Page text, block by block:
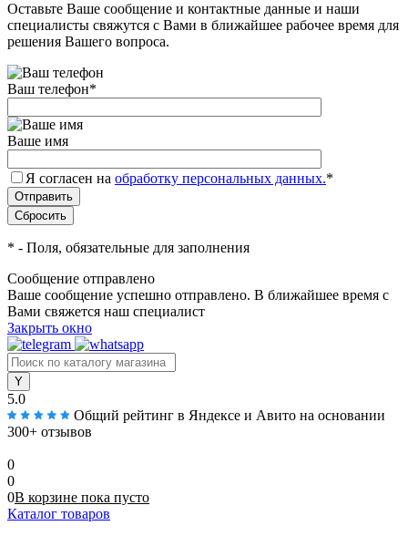
Оставьте Ваше сообщение и контактные данные и наши
специалисты свяжутся с Вами в ближайшее рабочее время для
решения Вашего вопроса.
Ваш телефон*
Ваше имя
Я согласен на обработку персональных данных.*
* - Поля, обязательные для заполнения
Сообщение отправлено
Ваше сообщение успешно отправлено. В ближайшее время с
Вами свяжется наш специалист
Закрыть окно
5.0
Общий рейтинг в Яндексе и Авито на основании
300+ отзывов
0
0
0В корзине пока пусто
Каталог товаров